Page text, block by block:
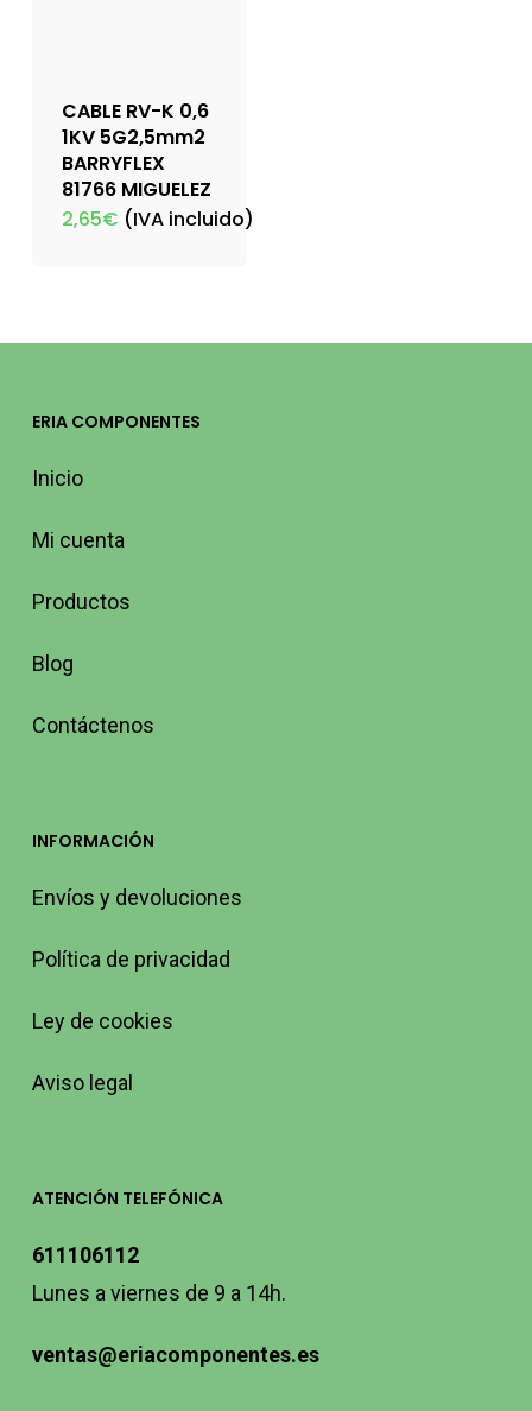
CABLE RV-K 0,6
1KV 5G2,5mm2
BARRYFLEX
81766 MIGUELEZ
2,65€ (IVA incluido)
ERIA COMPONENTES
Inicio
Mi cuenta
Productos
Blog
Contáctenos
INFORMACIÓN
Envíos y devoluciones
Política de privacidad
Ley de cookies
Aviso legal
ATENCIÓN TELEFÓNICA
611106112
Lunes a viernes de 9 a 14h.
ventas@eriacomponentes.es